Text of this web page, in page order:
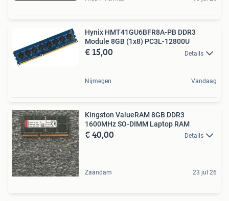
Hynix HMT41GU6BFR8A-PB DDR3
Module 8GB (1x8) PC3L-12800U
€ 15,00 Details
Nijmegen Vandaag
Kingston ValueRAM 8GB DDR3
1600MHz SO-DIMM Laptop RAM
€ 40,00 Details
Zaandam 23 jul 26